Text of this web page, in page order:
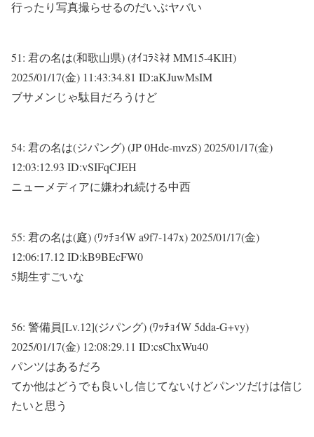
行ったり写真撮らせるのだいぶヤバい
51: 君の名は(和歌山県) (ｵｲｺﾗﾐﾈｵ MM15-4KlH)
2025/01/17(金) 11:43:34.81 ID:aKJuwMsIM
ブサメンじゃ駄目だろうけど
54: 君の名は(ジパング) (JP 0Hde-mvzS)2025/01/17(金)
12:03:12.93 ID:vSIFqCJEH
ニューメディアに嫌われ続ける中西
55: 君の名は(庭) (ﾜｯﾁｮｲW a9f7-147x)2025/01/17(金)
12:06:17.12 ID:kB9BEcFW0
5期生すごいな
56: 警備員[Lv.12](ジパング) (ﾜｯﾁｮｲW 5dda-G+vy)
2025/01/17(金) 12:08:29.11 ID:csChxWu40
パンツはあるだろ
てか他はどうでも良いし信じてないけどパンツだけは信じ
たいと思う